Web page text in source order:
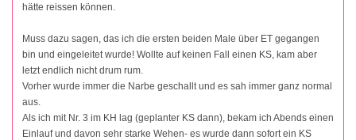
hätte reissen können.
Muss dazu sagen, das ich die ersten beiden Male über ET gegangen
bin und eingeleitet wurde! Wollte auf keinen Fall einen KS, kam aber
letzt endlich nicht drum rum.
Vorher wurde immer die Narbe geschallt und es sah immer ganz normal
aus.
Als ich mit Nr. 3 im KH lag (geplanter KS dann), bekam ich Abends einen
Einlauf und davon sehr starke Wehen- es wurde dann sofort ein KS